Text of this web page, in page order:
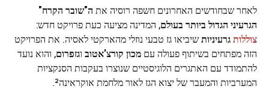
לאחר שבחודשים האחרונים חשפה רוסיה את ה"שובר הקרח"
הגרעיני הגדול ביותר בעולם, המדינה מציעה כעת פרויקט חדש:
צוללותגרעיניותשיביאו גז טבעי נוזלי מהארקטי לאסיה. את הפרויקט
הזה מפתחים בשיתוף פעולה עם מכון קורצ'אטוב וגזפרום, והוא נועד
להתמודד עם האתגרים הלוגיסטיים שנוצרו בעקבות הסנקציות
המערביות והמעבר של יצוא הגז לאור מלחמת אוקראינה².